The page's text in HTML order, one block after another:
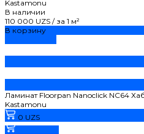
Kastamonu
В наличии
110 000 UZS / за 1 м²
В корзину
Ламинат Floorpan Nanoclick NC64
Kastamonu
0 UZS